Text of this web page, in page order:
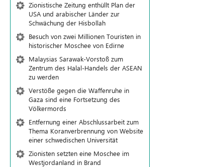
Zionistische Zeitung enthüllt Plan der
USA und arabischer Länder zur
Schwächung der Hisbollah
Besuch von zwei Millionen Touristen in
historischer Moschee von Edirne
Malaysias Sarawak-Vorstoß zum
Zentrum des Halal-Handels der ASEAN
zu werden
Verstöße gegen die Waffenruhe in
Gaza sind eine Fortsetzung des
Völkermords
Entfernung einer Abschlussarbeit zum
Thema Koranverbrennung von Website
einer schwedischen Universität
Zionisten setzten eine Moschee im
Westjordanland in Brand